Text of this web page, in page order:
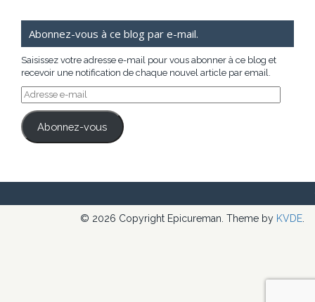
Abonnez-vous à ce blog par e-mail.
Saisissez votre adresse e-mail pour vous abonner à ce blog et
recevoir une notification de chaque nouvel article par email.
Adresse
e-
mail
Abonnez-vous
© 2026 Copyright Epicureman. Theme by KVDE.